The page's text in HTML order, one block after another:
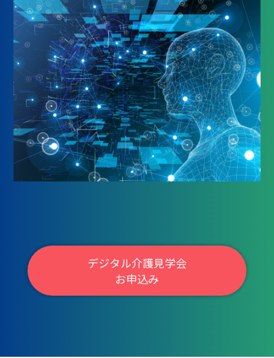
デジタル介護見学会
お申込み